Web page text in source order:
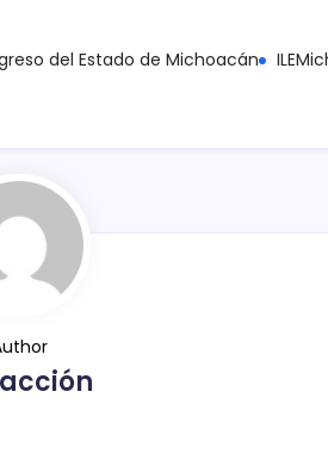
del Estado de Michoacán